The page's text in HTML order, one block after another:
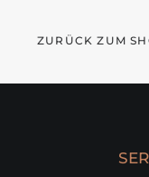
ZURÜCK ZUM